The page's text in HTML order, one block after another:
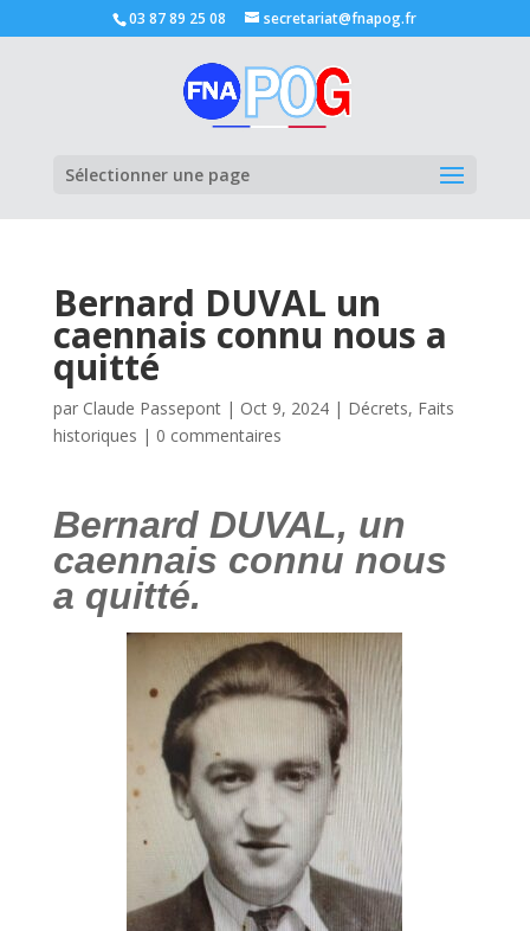
03 87 89 25 08 secretariat@fnapog.fr
Sélectionner une page
Bernard DUVAL un
caennais connu nous a
quitté
par Claude Passepont| Oct 9, 2024| Décrets, Faits
historiques | 0 commentaires
Bernard DUVAL, un
caennais connu nous
a quitté.